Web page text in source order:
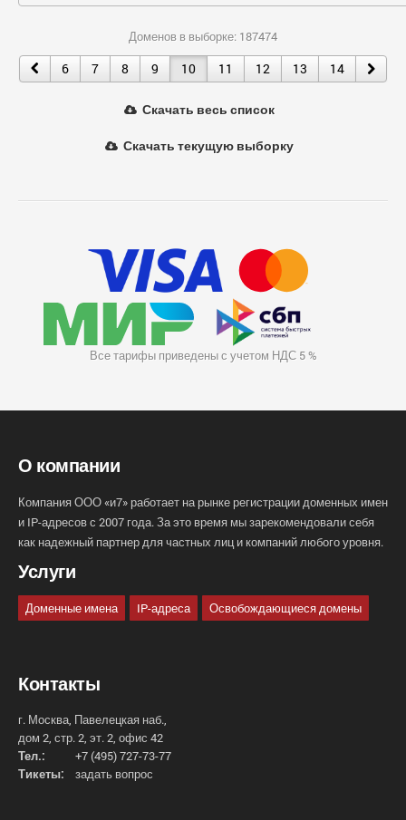
Доменов в выборке: 187474
6 7 8 9 10 11 12 13 14
Скачать весь список
Скачать текущую выборку
Все тарифы приведены с учетом НДС 5 %
О компании
Компания ООО «и7» работает на рынке регистрации доменных имен
и IP-адресов с 2007 года. За это время мы зарекомендовали себя
как надежный партнер для частных лиц и компаний любого уровня.
Услуги
Доменные имена IP-адреса Освобождающиеся домены
Контакты
г. Москва, Павелецкая наб.,
дом 2, стр. 2, эт. 2, офис 42
Тел.:
+7 (495) 727-73-77
Тикеты:
задать вопрос